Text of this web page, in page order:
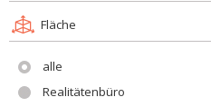
Fläche
alle
Realitätenbüro